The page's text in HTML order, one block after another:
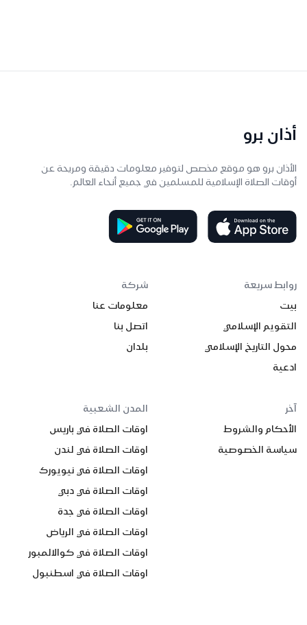
أذان برو
الأذان برو هو موقع مخصص لتوفير معلومات دقيقة ومريحة عن
أوقات الصلاة الإسلامية للمسلمين في جميع أنحاء العالم.
روابط سريعة
بيت
التقويم الإسلامي
محول التاريخ الإسلامي
ادعية
شركة
معلومات عنا
اتصل بنا
بلدان
آخر
الأحكام والشروط
سياسة الخصوصية
المدن الشعبية
اوقات الصلاة في باريس
اوقات الصلاة في لندن
اوقات الصلاة في نيويورك
اوقات الصلاة في دبي
اوقات الصلاة في جدة
اوقات الصلاة في الرياض
اوقات الصلاة في كوالالمبور
اوقات الصلاة في اسطنبول